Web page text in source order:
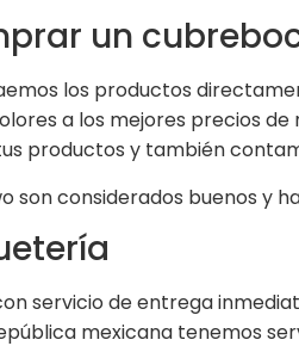
un
los productos
a los mejores precios
productos y también
son considerados buenos y
servicio de entrega
mexicana tenemos